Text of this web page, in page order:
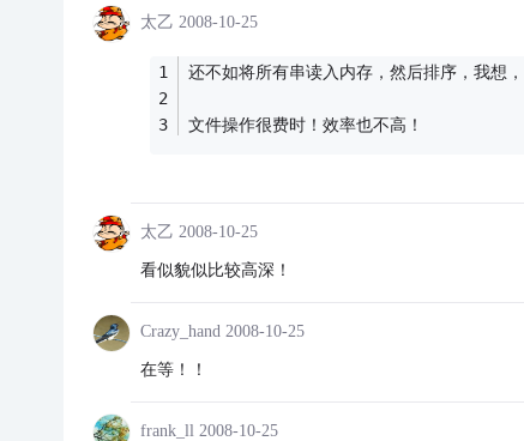
太乙 2008-10-25
还不如将所有串读入内存，然后排序，我想，
文件操作很费时！效率也不高！
太乙 2008-10-25
看似貌似比较高深！
Crazy_hand 2008-10-25
在等！！
frank_ll 2008-10-25